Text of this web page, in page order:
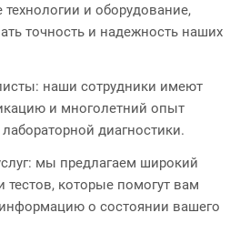
и оборудование,
точность и надежность наших
наши сотрудники имеют
и многолетний опыт
диагностики.
мы предлагаем широкий
тестов, которые помогут вам
о состоянии вашего